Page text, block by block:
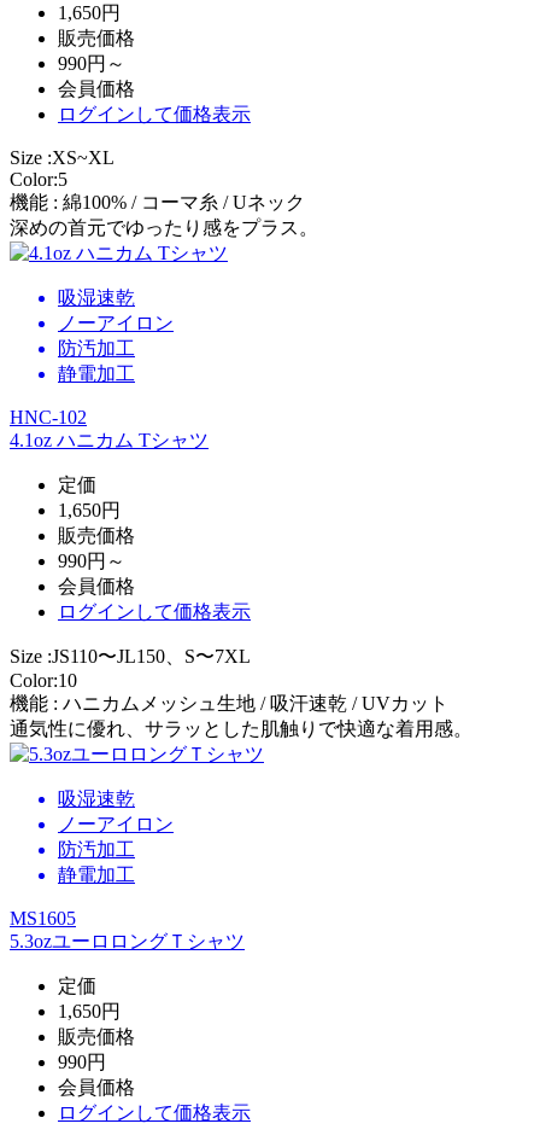
1,650円
販売価格
990円～
会員価格
ログイン して価格表示
Size :XS~XL
Color:5
機能 : 綿100% / コーマ糸 / Uネック
深めの首元でゆったり感をプラス。
吸湿速乾
ノーアイロン
防汚加工
静電加工
HNC-102
4.1oz ハニカム Tシャツ
定価
1,650円
販売価格
990円～
会員価格
ログイン して価格表示
Size :JS110〜JL150、S〜7XL
Color:10
機能 : ハニカムメッシュ生地 / 吸汗速乾 / UVカット
通気性に優れ、サラッとした肌触りで快適な着用感。
吸湿速乾
ノーアイロン
防汚加工
静電加工
MS1605
5.3ozユーロロングＴシャツ
定価
1,650円
販売価格
990円
会員価格
ログイン して価格表示